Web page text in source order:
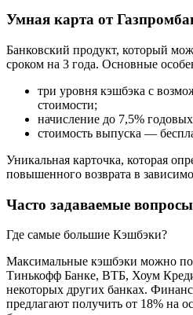
Умная карта от
Банковский продукт, который
сроком на 3 года. Основные
три уровня кэшбэка с
стоимости;
начисление до 7,5%
стоимость выпуска —
Уникальная карточка, которая
повышенного возврата в
Часто задаваемые вопросы
Где самые большие Кэшбэки?
Максимальные кэшбэки можно
Тинькофф Банке, ВТБ, Хоум
некоторых других банках.
предлагают получить от 18% на